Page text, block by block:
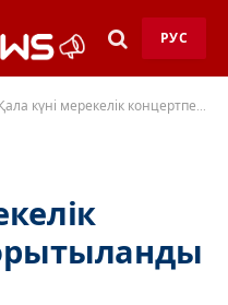
РУС
Қала күні мерекелік концертпен қорытыланды